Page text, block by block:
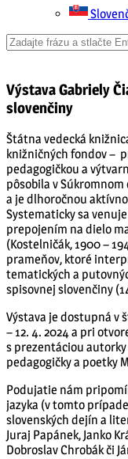
Výstava Gabriely
slovenčiny
Štátna vedecká
knižničných fondov –
pedagogičkou a
pôsobila v
a je dlhoročnou
Systematicky sa
prepojením na dielo
(Kostelničák, 1900 –
prameňov, ktoré
tematických a
spisovnej slovenčiny
Výstava je dostupná v
– 12. 4. 2024 a pri
s prezentáciou
pedagogičky a poetky
Podujatie nám
jazyka (v tomto
slovenských dejín a
Juraj Papánek, Janko
Dobroslav Chrobák či